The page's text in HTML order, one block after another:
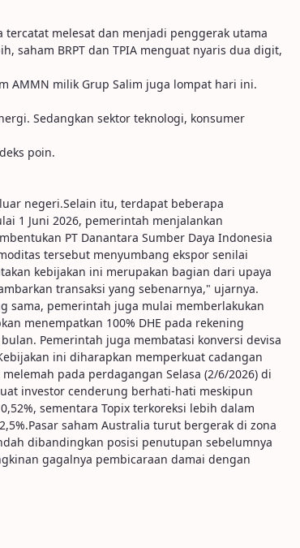
melesat dan menjadi penggerak utama
saham BRPT dan TPIA menguat nyaris dua digit,
AMMN milik Grup Salim juga lompat hari ini.
Sedangkan sektor teknologi, konsumer
poin.
negeri.Selain itu, terdapat beberapa
1 Juni 2026, pemerintah menjalankan
PT Danantara Sumber Daya Indonesia
tersebut menyumbang ekspor senilai
kebijakan ini merupakan bagian dari upaya
transaksi yang sebenarnya," ujarnya.
sama, pemerintah juga mulai memberlakukan
menempatkan 100% DHE pada rekening
Pemerintah juga membatasi konversi devisa
ini diharapkan memperkuat cadangan
pada perdagangan Selasa (2/6/2026) di
investor cenderung berhati-hati meskipun
sementara Topix terkoreksi lebih dalam
saham Australia turut bergerak di zona
dibandingkan posisi penutupan sebelumnya
gagalnya pembicaraan damai dengan